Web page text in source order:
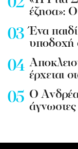
έζησα»:
Ένα
υποδοχή
έρχεται
Ο
άγνωστες